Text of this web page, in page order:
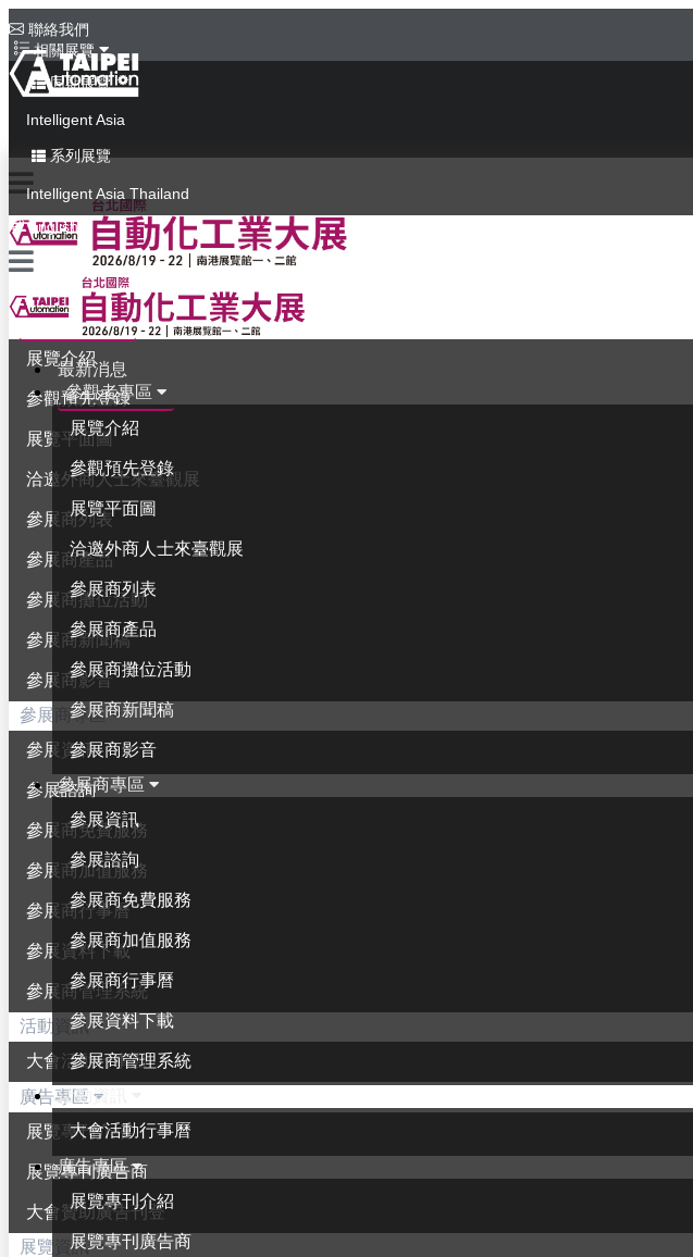
聯絡我們
相關展覽
同期展覽
Intelligent Asia
系列展覽
Intelligent Asia Thailand
English
最新消息
參觀者專區
展覽介紹
參觀預先登錄
展覽平面圖
洽邀外商人士來臺觀展
參展商列表
參展商產品
參展商攤位活動
參展商新聞稿
參展商影音
參展商專區
參展資訊
參展諮詢
參展商免費服務
參展商加值服務
參展商行事曆
參展資料下載
參展商管理系統
活動資訊
大會活動行事曆
廣告專區
展覽專刊介紹
展覽專刊廣告商
最新消息
參觀者專區
展覽介紹
參觀預先登錄
展覽平面圖
洽邀外商人士來臺觀展
參展商列表
參展商產品
參展商攤位活動
參展商新聞稿
參展商影音
參展商專區
參展資訊
參展諮詢
參展商免費服務
參展商加值服務
參展商行事曆
參展資料下載
參展商管理系統
活動資訊
大會活動行事曆
廣告專區
展覽專刊介紹
展覽專刊廣告商
大會贊助廣告刊登
展覽資訊